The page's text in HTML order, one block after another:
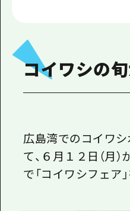
コイワシの旬
広島湾でのコイワ
て、６月１２日（月）
で「コイワシフェア